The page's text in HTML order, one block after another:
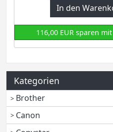
In den
116,00 EUR sparen
Kategorien
Brother
Canon